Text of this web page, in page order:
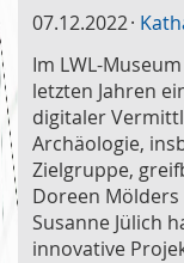
07.12.2022
Im LWL-
letzten Jahren
digitaler
Archäologie,
Zielgruppe,
Doreen
Susanne Jülich
innovative